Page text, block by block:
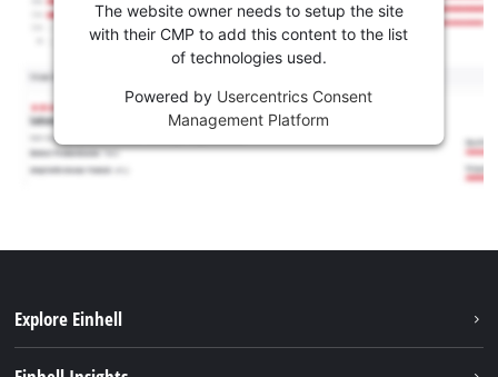
The website owner needs to setup the site
with their CMP to add this content to the list
of technologies used.
Powered by Usercentrics Consent
Management Platform
Explore Einhell